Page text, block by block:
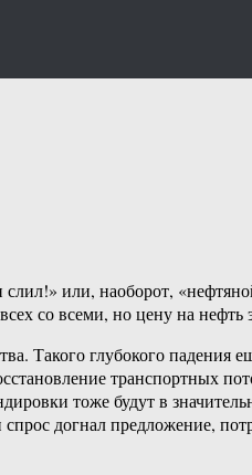
или, наоборот,
со всеми, но цену на нефть
Такого глубокого падения
транспортных
тоже будут в
догнал предложение,